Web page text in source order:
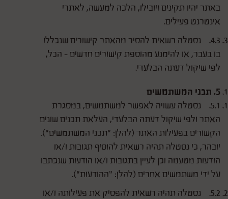
באתר יהיו תקינים ויובילו, הלכה למעשה, לאתרי
אינטרנט פעילים.
4.3. נסטלה רשאית להסיר מהאתר קישורים שנכללו
בו בעבר, או להימנע מהוספת קישורים חדשים - הכל,
לפי שיקול דעתה הבלעדי.
5. תכני המשתמשים
5.1. נסטלה עשויה לאפשר למשתמשים, במסגרת
האתר ולפי שיקול דעתה הבלעדי, העלאת תכנים שונים
הקשורים בפעילות האתר (להלן: "תכני המשתמשים").
יובהר, כי נסטלה תהיה רשאית להוסיף תגובות ו/או
הודעות מטעמה וכן לעיין בתגובות ו/או הודעות שנכתבו
על ידי משתמשים אחרים (להלן: "ההודעות").
5.2. נסטלה תהיה רשאית להפסיק את פעילותה ו/או